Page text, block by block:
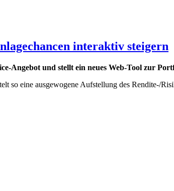
interaktiv steigern
Angebot und stellt ein neues Web-Tool zur
so eine ausgewogene Aufstellung des Rendite-/